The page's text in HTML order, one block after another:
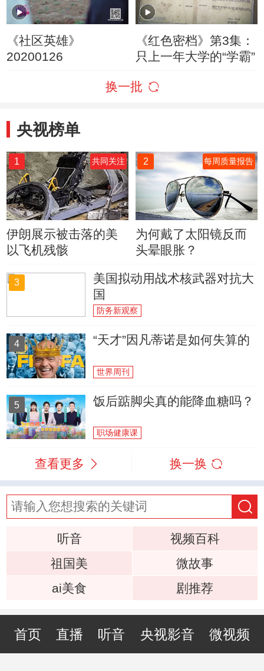
《社区英雄》
20200126
《红色密档》第3集：
只上一年大学的“学霸”
换一批
央视榜单
1 共同关注
伊朗展示被击落的美
以飞机残骸
2 每周质量报告
为何戴了太阳镜反而
头晕眼胀？
3
美国拟动用战术核武器对抗大
国
防务新观察
4 “天才”因凡蒂诺是如何失算的
世界周刊
5 饭后踮脚尖真的能降血糖吗？
职场健康课
查看更多 换一换
听音
视频百科
祖国美
微故事
ai美食
剧推荐
首页 直播 听音 央视影音 微视频